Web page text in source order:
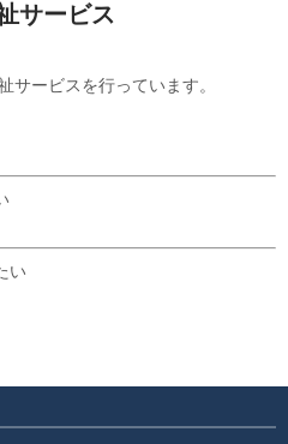
サービス
サービスを行っています。
い